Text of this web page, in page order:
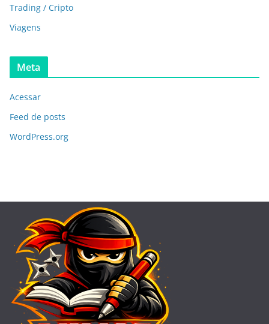
Trading / Cripto
Viagens
Meta
Acessar
Feed de posts
WordPress.org